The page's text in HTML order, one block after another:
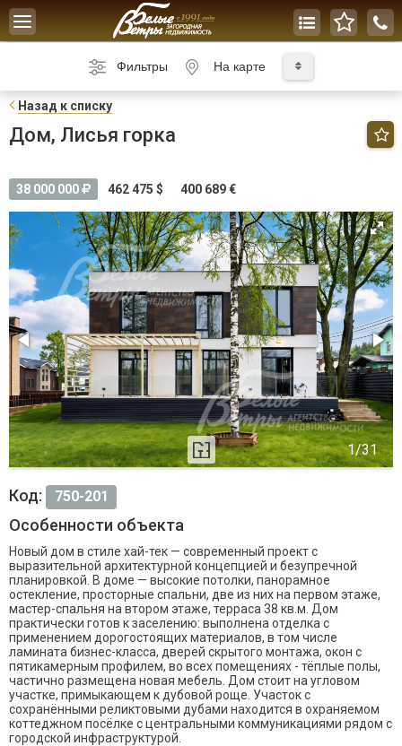
Toggle
navigation
Фильтры На карте
Назад к списку
Дом, Лисья горка
38 000 000 462 475 $ 400 689 €
Код: 750-201
Особенности объекта
Новый дом в стиле хай-тек — современный проект с
выразительной архитектурной концепцией и безупречной
планировкой. В доме — высокие потолки, панорамное
остекление, просторные спальни, две из них на первом этаже,
мастер-спальня на втором этаже, терраса 38 кв.м. Дом
практически готов к заселению: выполнена отделка с
применением дорогостоящих материалов, в том числе
ламината бизнес-класса, дверей скрытого монтажа, окон с
пятикамерным профилем, во всех помещениях - тёплые полы,
частично размещена новая мебель. Дом стоит на угловом
участке, примыкающем к дубовой роще. Участок с
сохранёнными реликтовыми дубами находится в охраняемом
коттеджном посёлке с центральными коммуникациями рядом с
городской инфраструктурой.